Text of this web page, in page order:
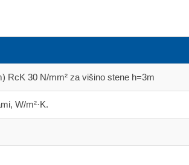
RcK 30 N/mm² za višino stene h=3m
W/m²·K.